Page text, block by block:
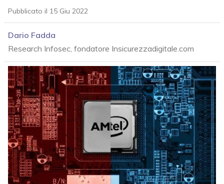
Pubblicato il 15 Giu 2022
Dario Fadda
Research Infosec, fondatore Insicurezzadigitale.com